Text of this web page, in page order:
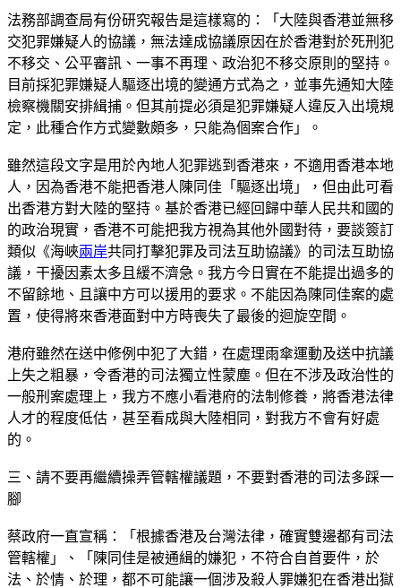
法務部調查局有份研究報告是這樣寫的：「大陸與香港並無移
交犯罪嫌疑人的協議，無法達成協議原因在於香港對於死刑犯
不移交、公平審訊、一事不再理、政治犯不移交原則的堅持。
目前採犯罪嫌疑人驅逐出境的變通方式為之，並事先通知大陸
檢察機關安排緝捕。但其前提必須是犯罪嫌疑人違反入出境規
定，此種合作方式變數頗多，只能為個案合作」。
雖然這段文字是用於內地人犯罪逃到香港來，不適用香港本地
人，因為香港不能把香港人陳同佳「驅逐出境」，但由此可看
出香港方對大陸的堅持。基於香港已經回歸中華人民共和國的
的政治現實，香港不可能把我方視為其他外國對待，要談簽訂
類似《海峽兩岸共同打擊犯罪及司法互助協議》的司法互助協
議，干擾因素太多且緩不濟急。我方今日實在不能提出過多的
不留餘地、且讓中方可以援用的要求。不能因為陳同佳案的處
置，使得將來香港面對中方時喪失了最後的迴旋空間。
港府雖然在送中修例中犯了大錯，在處理雨傘運動及送中抗議
上失之粗暴，令香港的司法獨立性蒙塵。但在不涉及政治性的
一般刑案處理上，我方不應小看港府的法制修養，將香港法律
人才的程度低估，甚至看成與大陸相同，對我方不會有好處
的。
三、請不要再繼續操弄管轄權議題，不要對香港的司法多踩一
腳
蔡政府一直宣稱：「根據香港及台灣法律，確實雙邊都有司法
管轄權」、「陳同佳是被通緝的嫌犯，不符合自首要件，於
法、於情、於理，都不可能讓一個涉及殺人罪嫌犯在香港出獄